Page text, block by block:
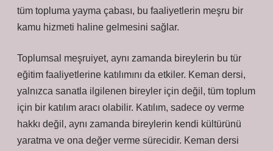
tüm topluma yayma çabası, bu faaliyetlerin meşru bir
kamu hizmeti haline gelmesini sağlar.
Toplumsal meşruiyet, aynı zamanda bireylerin bu tür
eğitim faaliyetlerine katılımını da etkiler. Keman dersi,
yalnızca sanatla ilgilenen bireyler için değil, tüm toplum
için bir katılım aracı olabilir. Katılım, sadece oy verme
hakkı değil, aynı zamanda bireylerin kendi kültürünü
yaratma ve ona değer verme sürecidir. Keman dersi